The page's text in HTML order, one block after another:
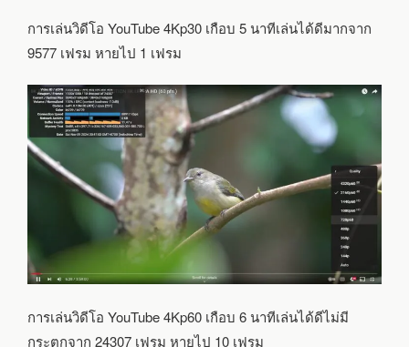
การเล่นวิดีโอ YouTube 4Kp30 เกือบ 5 นาทีเล่นได้ดีมากจาก
9577 เฟรม หายไป 1 เฟรม
การเล่นวิดีโอ YouTube 4Kp60 เกือบ 6 นาทีเล่นได้ดีไม่มี
กระตุกจาก 24307 เฟรม หายไป 10 เฟรม